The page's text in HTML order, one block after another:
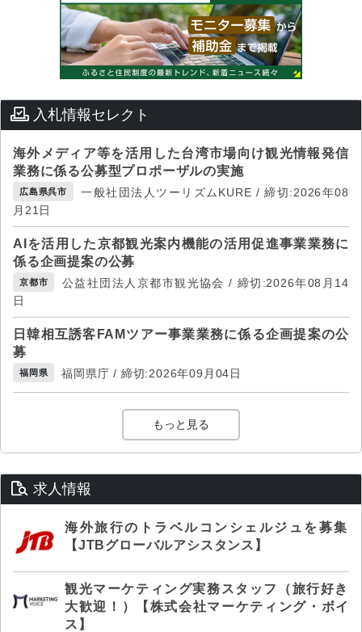
入札情報セレクト
海外メディア等を活用した台湾市場向け観光情報発信
業務に係る公募型プロポーザルの実施
広島県呉市
一般社団法人ツーリズムKURE / 締切:2026年08
月21日
AIを活用した京都観光案内機能の活用促進事業業務に
係る企画提案の公募
京都市
公益社団法人京都市観光協会 / 締切:2026年08月14
日
日韓相互誘客FAMツアー事業業務に係る企画提案の公
募
福岡県 福岡県庁 / 締切:2026年09月04日
もっと見る
求人情報
海外旅行のトラベルコンシェルジュを募集
【JTBグローバルアシスタンス】
観光マーケティング実務スタッフ（旅行好き
大歓迎！）【株式会社マーケティング・ボイ
ス】